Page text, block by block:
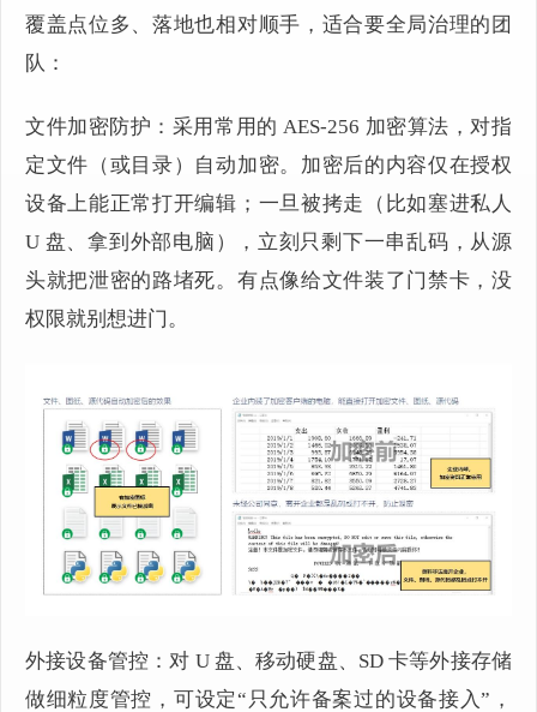
覆盖点位多、落地也相对顺手，适合要全局治理的团
队：
文件加密防护：采用常用的 AES-256 加密算法，对指
定文件（或目录）自动加密。加密后的内容仅在授权
设备上能正常打开编辑；一旦被拷走（比如塞进私人
U 盘、拿到外部电脑），立刻只剩下一串乱码，从源
头就把泄密的路堵死。有点像给文件装了门禁卡，没
权限就别想进门。
外接设备管控：对 U 盘、移动硬盘、SD 卡等外接存储
做细粒度管控，可设定“只允许备案过的设备接入”，